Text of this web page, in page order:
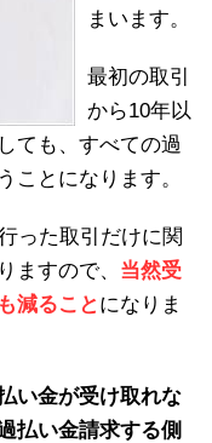
まいます。
最初の取引
から10年以
ても、すべての過
ことになります。
った取引だけに関
ますので、 当然受
減ること になりま
い金が受け取れな
払い金請求する側